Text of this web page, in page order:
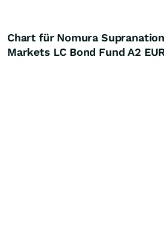
Chart für Nomura
Markets LC Bond Fund A2